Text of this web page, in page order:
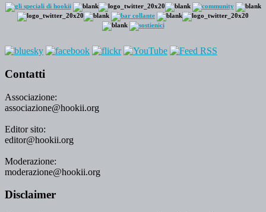
Contatti
Associazione:
associazione@hookii.org
Editor sito:
editor@hookii.org
Moderazione:
moderazione@hookii.org
Disclaimer